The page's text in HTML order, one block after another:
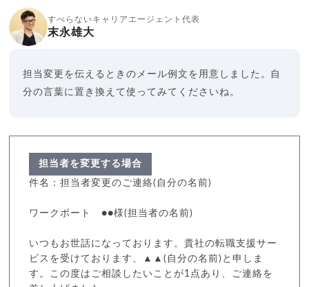
すべらないキャリアエージェント代表
末永雄大
担当変更を伝えるときのメール例文を用意しました。自
分の言葉に置き換えて使ってみてくださいね。
担当者を変更する場合
件名：担当者変更のご連絡(自分の名前)
ワークポート ●●様(担当者の名前)
いつもお世話になっております。貴社の転職支援サー
ビスを受けております、▲▲(自分の名前)と申しま
す。この度はご相談したいことが1点あり、ご連絡を